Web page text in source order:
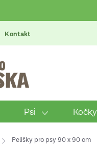
Kontakt
Psi Kočky
Pelíšky pro psy 90 x 90 cm